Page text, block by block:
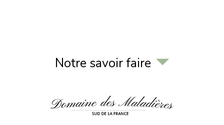
Notre savoir faire